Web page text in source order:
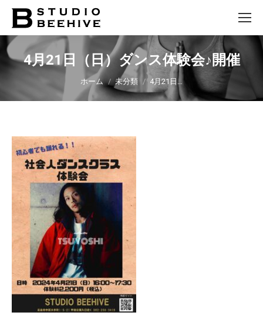
4月21日（日）ダンス体験会♪開催
ホーム 未分類 4月21日…